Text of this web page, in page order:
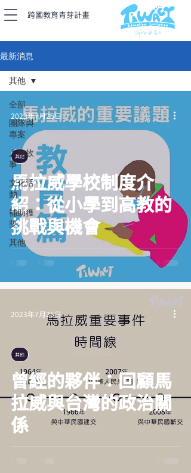
跨國教育青芽計畫​
最新消息
全部
團隊與
專案
人物故
事
文化活
動
補助獲
獎
其他
其他
馬拉威學校制度介
紹：從小學到高教的
挑戰與機會
其他
2023年7月25日
曾經的夥伴：回顧馬
拉威與台灣的政治關
係
其他
2023年7月25日